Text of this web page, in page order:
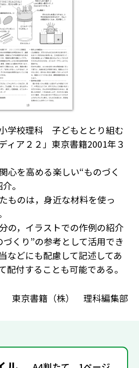
学校理科 子どもととり組む
ィア２２」東京書籍2001年３
心を高める楽しい“ものづく
。
ものは，身近な材料を使っ
の，イラストでの作例の紹介
くり”の参考として活用でき
などにも配慮して記述してあ
配付することも可能である。
東京書籍（株） 理科編集部